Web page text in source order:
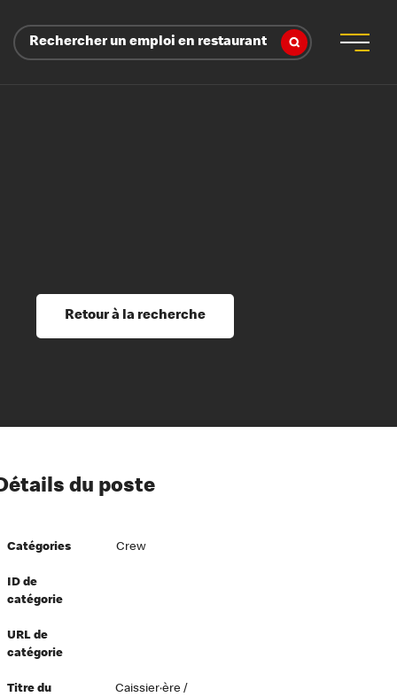
Rechercher un emploi en restaurant
et perfectionnement
du savoir
à l’égard de nos employés
directeurs
équité et inclusion
au travail
Retour à la recherche
du poste
Catégories Crew
ID de
catégorie
URL de
catégorie
Titre du
Caissier·ère /